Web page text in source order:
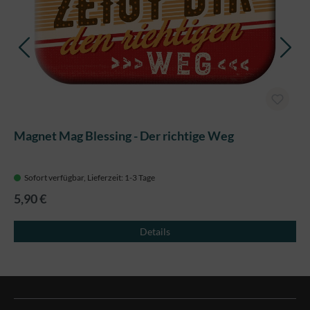
Magnet Mag Blessing - Der richtige Weg
Sofort verfügbar, Lieferzeit: 1-3 Tage
5,90 €
Details